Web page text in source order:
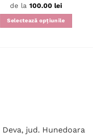
de la 100.00 lei
Selectează opțiunile
alese
jud. Hunedoara